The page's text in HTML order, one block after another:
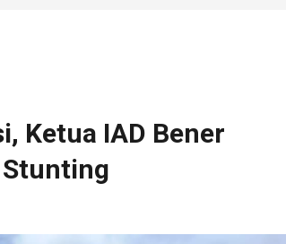
Ketua IAD Bener